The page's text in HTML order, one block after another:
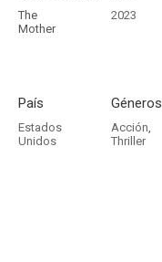
The
Mother
2023
País
Estados
Unidos
Géneros
Acción,
Thriller